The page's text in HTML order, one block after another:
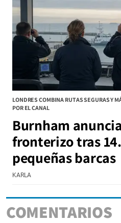
LONDRES COMBINA RUTAS SEGURAS Y
POR EL CANAL
Burnham
fronterizo tras
pequeñas barcas
KARLA
COMENTARIOS